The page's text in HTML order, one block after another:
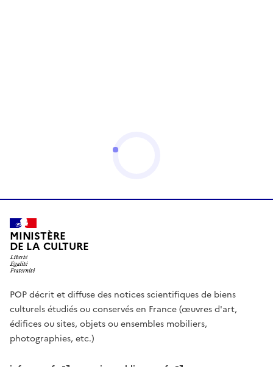
MINISTÈRE
DE LA CULTURE
POP décrit et diffuse des notices scientifiques de biens
culturels étudiés ou conservés en France (œuvres d'art,
édifices ou sites, objets ou ensembles mobiliers,
photographies, etc.)